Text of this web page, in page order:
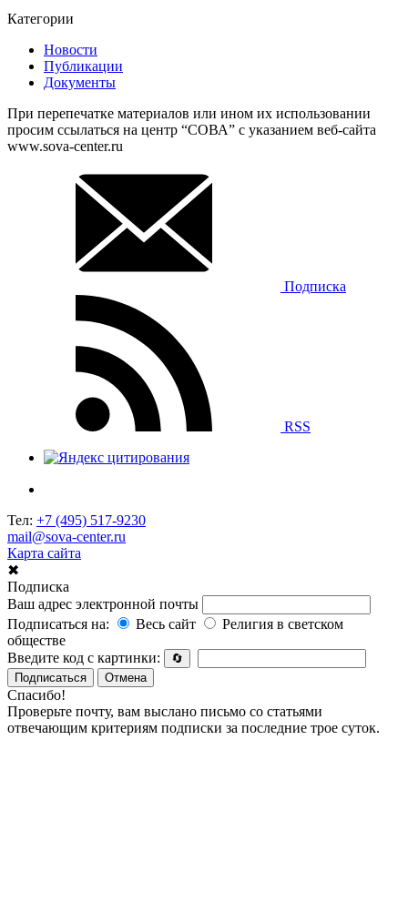
Категории
Новости
Публикации
Документы
При перепечатке материалов или ином их использовании
просим ссылаться на центр “СОВА” с указанием веб-сайта
www.sova-center.ru
Подписка
RSS
Тел: +7 (495) 517-9230
mail@sova-center.ru
Карта сайта
✖
Подписка
Ваш адрес электронной почты
Подписаться на:
Весь сайт
Религия в светском
обществе
Введите код с картинки:
🔄
Подписаться
Отмена
Спасибо!
Проверьте почту, вам выслано письмо со статьями
отвечающим критериям подписки за последние трое суток.